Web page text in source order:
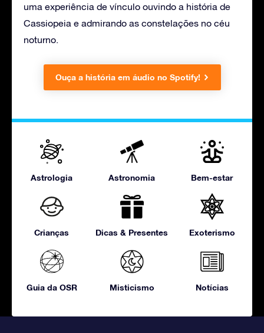
uma experiência de vínculo ouvindo a história de
Cassiopeia e admirando as constelações no céu
noturno.
Ouça a história em áudio no Spotify!
Astrologia Astronomia Bem-estar
Crianças Dicas & Presentes Exoterismo
Guia da OSR Misticismo Notícias